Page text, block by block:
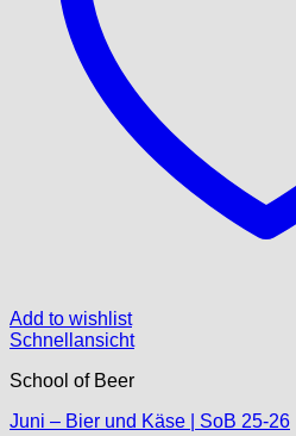
Add to wishlist
Schnellansicht
School of Beer
Juni – Bier und Käse | SoB 25-26